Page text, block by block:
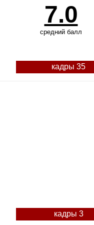
7.0
средний балл
кадры 35
кадры 3